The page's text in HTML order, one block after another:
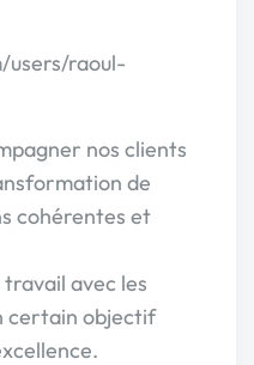
users/raoul-
nos clients
de
cohérentes et
avec les
certain objectif